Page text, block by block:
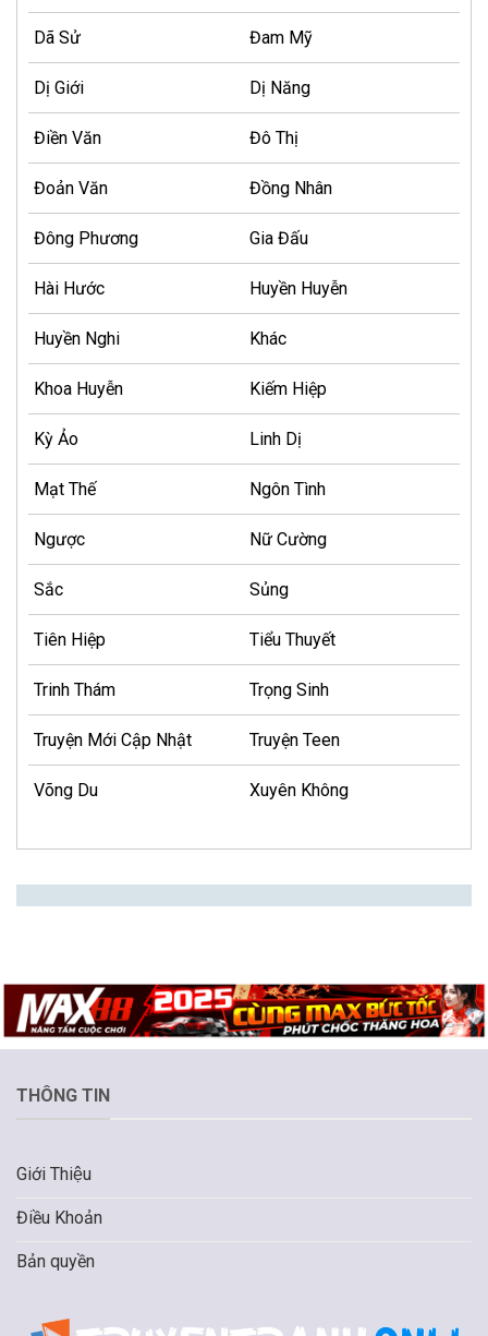
Dã Sử Đam Mỹ
Dị Giới Dị Năng
Điền Văn Đô Thị
Đoản Văn Đồng Nhân
Đông Phương Gia Đấu
Hài Hước Huyền Huyễn
Huyền Nghi Khác
Khoa Huyễn Kiếm Hiệp
Kỳ Ảo Linh Dị
Mạt Thế Ngôn Tình
Ngược Nữ Cường
Sắc Sủng
Tiên Hiệp Tiểu Thuyết
Trinh Thám Trọng Sinh
Truyện Mới Cập Nhật Truyện Teen
Võng Du Xuyên Không
THÔNG TIN
Giới Thiệu
Điều Khoản
Bản quyền